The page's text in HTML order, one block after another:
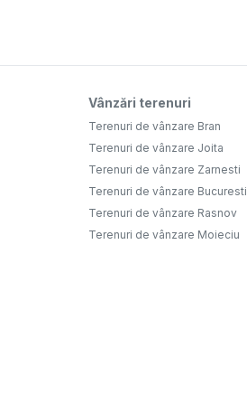
Vânzări terenuri
Terenuri de vânzare Bran
Terenuri de vânzare Joita
Terenuri de vânzare Zarnesti
Terenuri de vânzare Bucuresti
Terenuri de vânzare Rasnov
Terenuri de vânzare Moieciu